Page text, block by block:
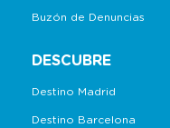
Buzón de Denuncias
DESCUBRE
Destino Madrid
Destino Barcelona